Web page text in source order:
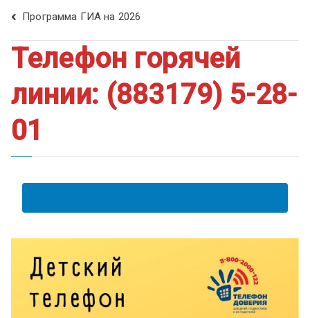
ум
Программа ГИА на 2026
Телефон горячей
линии: (883179) 5-28-
01